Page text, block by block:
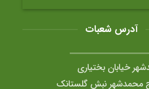
آدرس شعبات